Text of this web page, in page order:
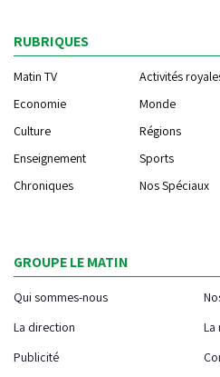
RUBRIQUES
Matin TV Activités
Economie
Monde
Culture
Régions
Enseignement
Sports
Chroniques
Nos Spéciaux
GROUPE LE MATIN
Qui sommes-nous
La direction
La
Publicité